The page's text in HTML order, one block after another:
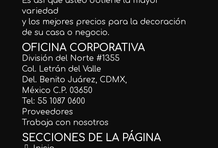
variedad
y los mejores precios para la decoración
de su casa o negocio.
OFICINA CORPORATIVA
División del Norte #1355
Col. Letrán del Valle
Del. Benito Juárez, CDMX,
México C.P. 03650
Tel: 55 1087 0600
Proveedores
Trabaja con nosotros
SECCIONES DE LA PÁGINA